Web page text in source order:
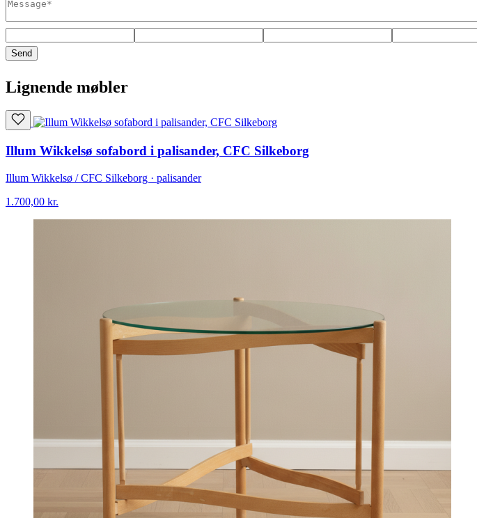
Send
Lignende møbler
Illum Wikkelsø sofabord i palisander, CFC Silkeborg
Illum Wikkelsø / CFC Silkeborg · palisander
1.700,00 kr.